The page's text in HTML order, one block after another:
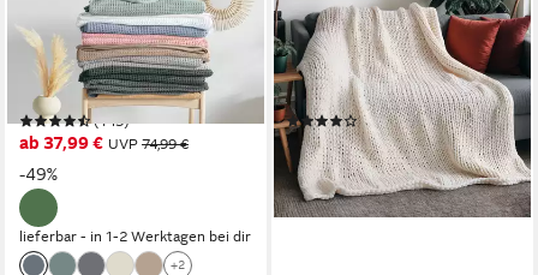
Tagesdecke Greta, in
Waffelpiqué Optik, viele
Farben erhältlich, Decke ab
140 x 200 cm
(143)
ab 37,99 € UVP 74,99 €
-49%
lieferbar - in 1-2 Werktagen bei dir
+2
Wohndecke Webdecke LIAN -
140 x 200 cm, Grobstrick-
Decke, Strickdecke,
Kuscheldecke
(1)
54,00 € UVP69,00 €
-22%
lieferbar - in 4-5 Werktagen bei dir